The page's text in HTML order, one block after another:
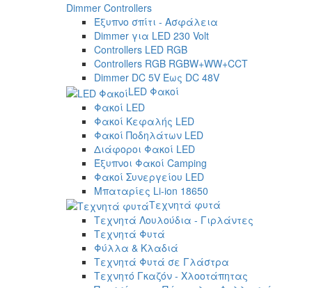
Dimmer Controllers
Έξυπνο σπίτι - Ασφάλεια
Dimmer για LED 230 Volt
Controllers LED RGB
Controllers RGB RGBW+WW+CCT
Dimmer DC 5V Έως DC 48V
LED Φακοί
Φακοί LED
Φακοί Κεφαλής LED
Φακοί Ποδηλάτων LED
Διάφοροι Φακοί LED
Έξυπνοι Φακοί Camping
Φακοί Συνεργείου LED
Μπαταρίες Li-ion 18650
Τεχνητά φυτά
Τεχνητά Λουλούδια - Γιρλάντες
Τεχνητά Φυτά
Φύλλα & Κλαδιά
Τεχνητά Φυτά σε Γλάστρα
Τεχνητό Γκαζόν - Χλοοτάπητας